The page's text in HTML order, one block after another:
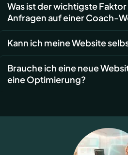
Was ist der wichtigste
Anfragen auf einer Coach-
Kann ich meine Website
Brauche ich eine neue
eine Optimierung?